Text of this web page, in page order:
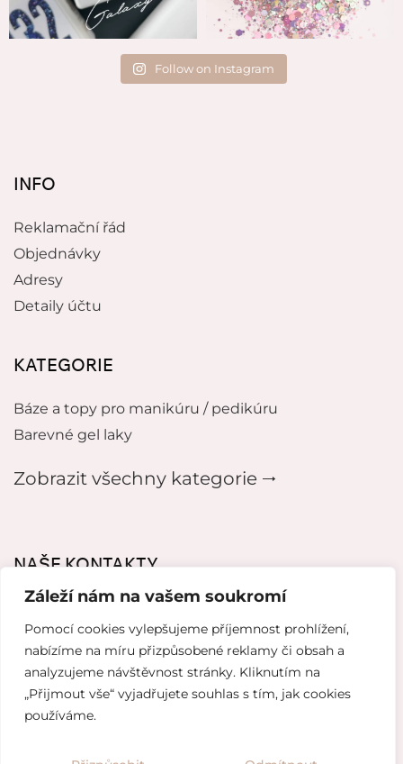
Záleží nám na vašem soukromí
Pomocí cookies vylepšujeme příjemnost prohlížení,
nabízíme na míru přizpůsobené reklamy či obsah a
analyzujeme návštěvnost stránky. Kliknutím na
„Přijmout vše“ vyjadřujete souhlas s tím, jak cookies
používáme.
Follow on Instagram
INFO
Reklamační řád
Objednávky
Adresy
Detaily účtu
KATEGORIE
Báze a topy pro manikúru / pedikúru
Barevné gel laky
Zobrazit všechny kategorie 🠂
NAŠE KONTAKTY
mikeladzebeauty@gmail.com
+420 776627318
U Pergamenky 12, Praha 7